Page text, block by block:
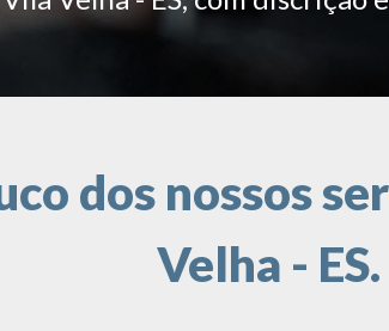
dos nossos
Velha - ES.